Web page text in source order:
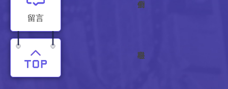
例
中
心
后
服
公
司
联
留言